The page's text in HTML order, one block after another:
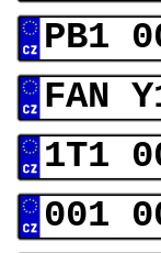
PB1
FAN
1T1
001